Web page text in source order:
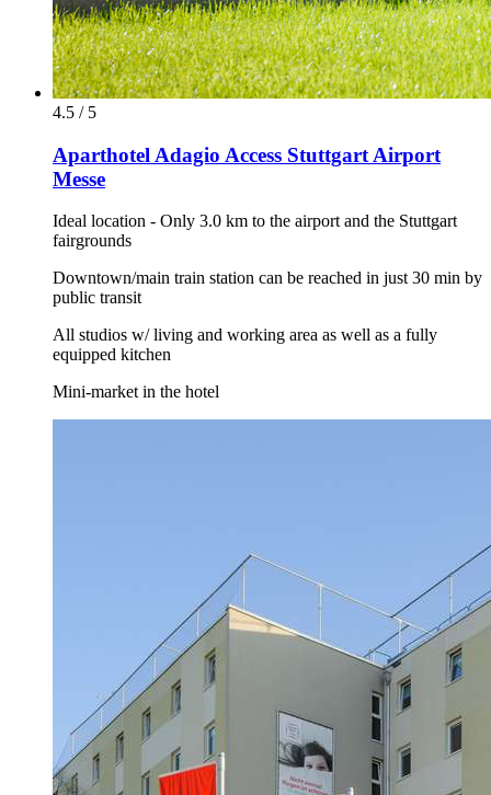
4.5 / 5
Aparthotel Adagio Access Stuttgart Airport
Messe
Ideal location - Only 3.0 km to the airport and the Stuttgart
fairgrounds
Downtown/main train station can be reached in just 30 min by
public transit
All studios w/ living and working area as well as a fully
equipped kitchen
Mini-market in the hotel